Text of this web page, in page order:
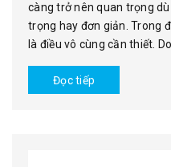
càng trở nên quan trọng
trọng hay đơn giản. Trong
là điều vô cùng cần thiết. Do
Đọc tiếp